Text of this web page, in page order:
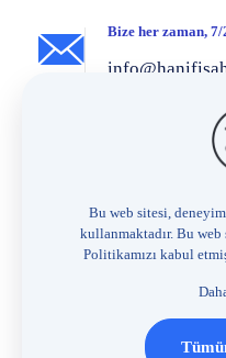
Bize her zaman,
Vnotes (Izsiz
Bu web sitesi,
kullanmaktadır. Bu
Politikamızı kabul